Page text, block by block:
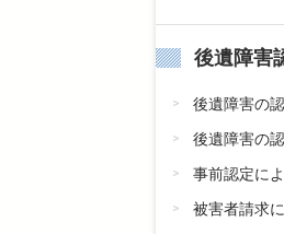
後遺障害
後遺障害の
後遺障害の
事前認定に
被害者請求